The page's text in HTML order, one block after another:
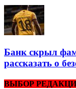
Банк скрыл
рассказать о
ВЫБОР